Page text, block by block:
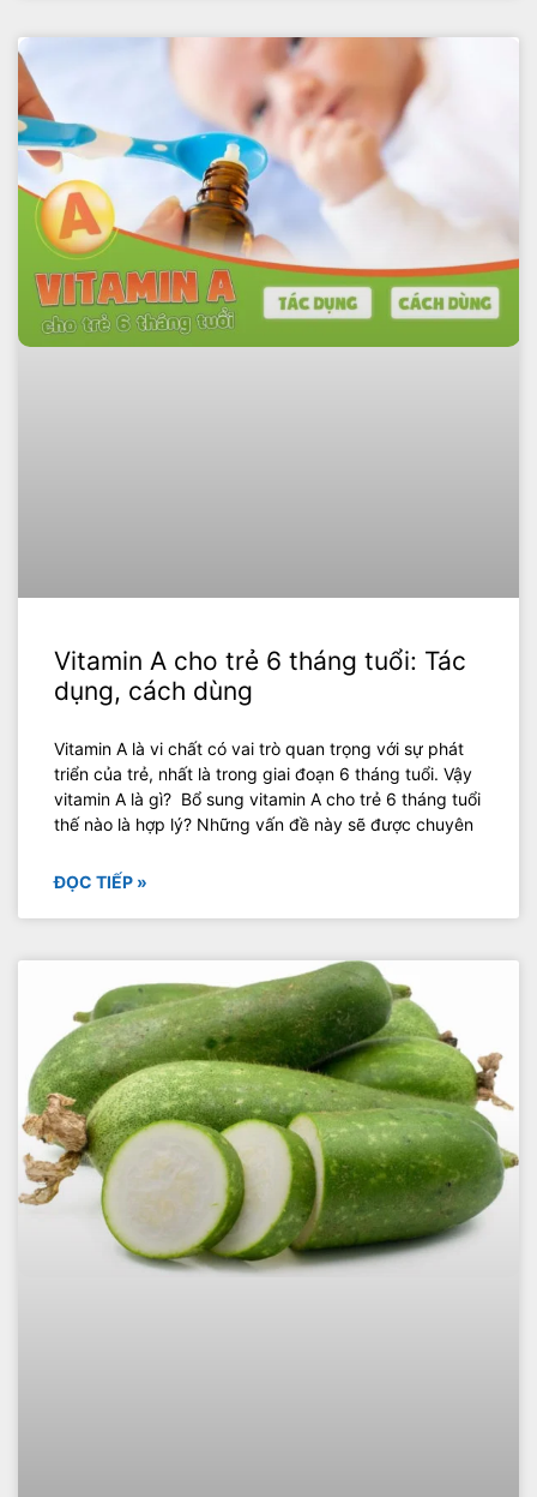
Vitamin A cho trẻ 6 tháng tuổi: Tác
dụng, cách dùng
Vitamin A là vi chất có vai trò quan trọng với sự phát
triển của trẻ, nhất là trong giai đoạn 6 tháng tuổi. Vậy
vitamin A là gì? Bổ sung vitamin A cho trẻ 6 tháng tuổi
thế nào là hợp lý? Những vấn đề này sẽ được chuyên
ĐỌC TIẾP »